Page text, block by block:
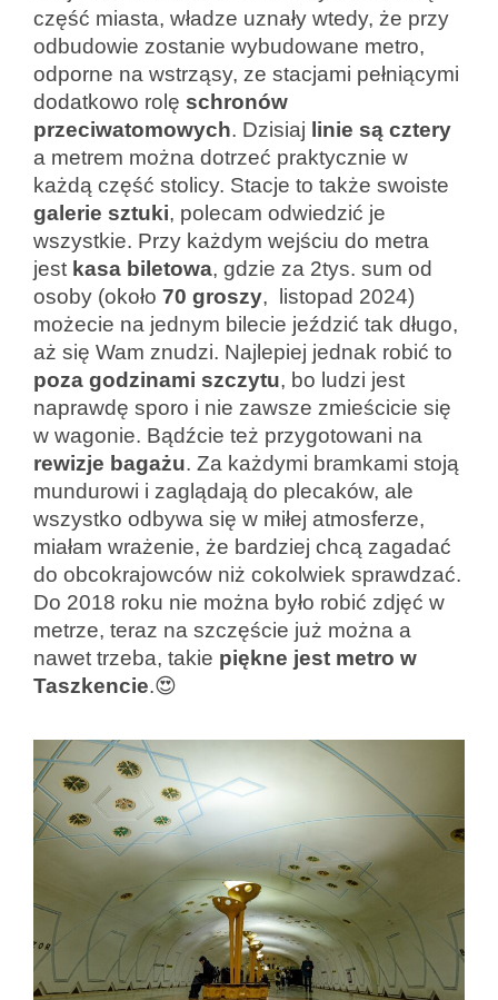
część miasta, władze uznały wtedy, że przy
odbudowie zostanie wybudowane metro,
odporne na wstrząsy, ze stacjami pełniącymi
dodatkowo rolę schronów
przeciwatomowych. Dzisiaj linie są cztery
a metrem można dotrzeć praktycznie w
każdą część stolicy. Stacje to także swoiste
galerie sztuki, polecam odwiedzić je
wszystkie. Przy każdym wejściu do metra
jest kasa biletowa, gdzie za 2tys. sum od
osoby (około 70 groszy, listopad 2024)
możecie na jednym bilecie jeździć tak długo,
aż się Wam znudzi. Najlepiej jednak robić to
poza godzinami szczytu, bo ludzi jest
naprawdę sporo i nie zawsze zmieścicie się
w wagonie. Bądźcie też przygotowani na
rewizje bagażu. Za każdymi bramkami stoją
mundurowi i zaglądają do plecaków, ale
wszystko odbywa się w miłej atmosferze,
miałam wrażenie, że bardziej chcą zagadać
do obcokrajowców niż cokolwiek sprawdzać.
Do 2018 roku nie można było robić zdjęć w
metrze, teraz na szczęście już można a
nawet trzeba, takie piękne jest metro w
Taszkencie.😍